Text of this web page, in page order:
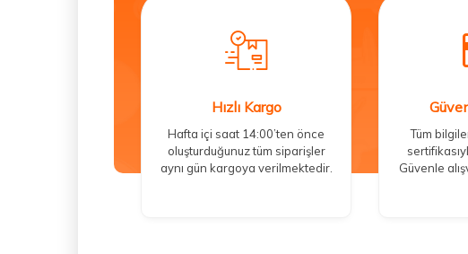
Hızlı Kargo
Hafta içi saat 14:00’ten önce
oluşturduğunuz tüm siparişler
aynı gün kargoya verilmektedir.
Tüm
Güvenle